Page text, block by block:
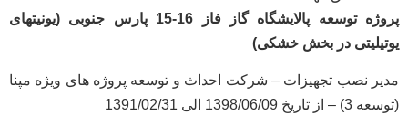
پروژه توسعه پالایشگاه گاز فاز 16-15 پارس جنوبی (یونیتهای
یوتیلیتی در بخش خشکی)
مدیر نصب تجهیزات – شرکت احداث و توسعه پروژه های ویژه مپنا
(توسعه 3) – از تاریخ 1398/06/09 الی 1391/02/31